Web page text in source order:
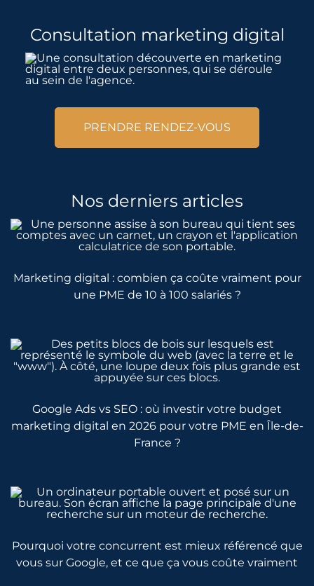
Consultation marketing digital
PRENDRE RENDEZ-VOUS
Nos derniers articles
Marketing digital : combien ça coûte vraiment pour
une PME de 10 à 100 salariés ?
Google Ads vs SEO : où investir votre budget
marketing digital en 2026 pour votre PME en Île-de-
France ?
Pourquoi votre concurrent est mieux référencé que
vous sur Google, et ce que ça vous coûte vraiment